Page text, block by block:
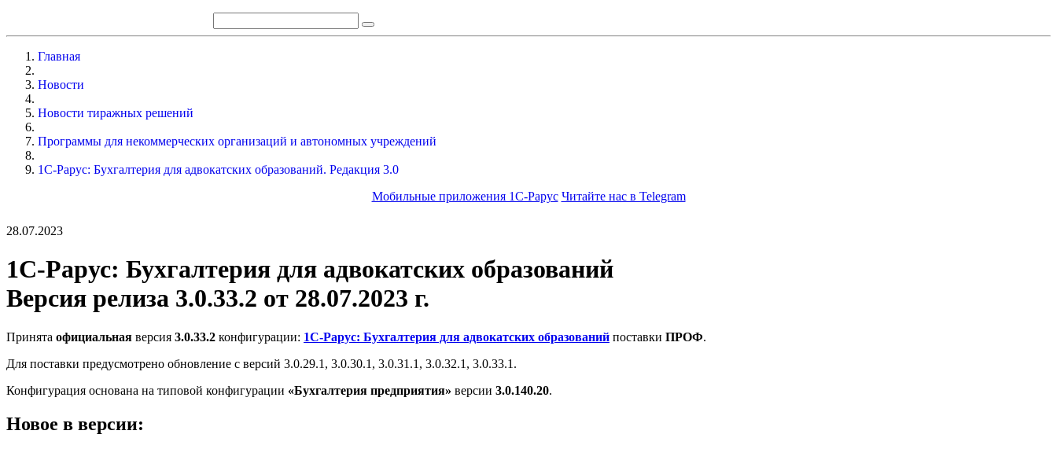
Главная
Новости
Новости тиражных решений
Программы для некоммерческих организаций и автономных учреждений
1С-Рарус: Бухгалтерия для адвокатских образований. Редакция 3.0
Мобильные приложения 1С-Рарус Читайте нас в Telegram
28.07.2023
1С-Рарус: Бухгалтерия для адвокатских образований
Версия релиза 3.0.33.2 от 28.07.2023 г.
Принята официальная версия 3.0.33.2 конфигурации: 1С-Рарус: Бухгалтерия для адвокатских образований поставки ПРОФ.
Для поставки предусмотрено обновление с версий 3.0.29.1, 3.0.30.1, 3.0.31.1, 3.0.32.1, 3.0.33.1.
Конфигурация основана на типовой конфигурации «Бухгалтерия предприятия» версии 3.0.140.20.
Новое в версии: